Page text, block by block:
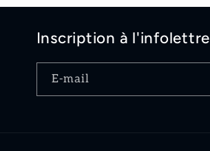
Inscription à l'infolettre
E-mail